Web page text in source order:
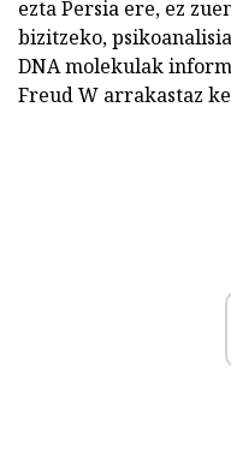
ezta Persia ere, ez
bizitzeko,
DNA molekulak
Freud W arrakastaz